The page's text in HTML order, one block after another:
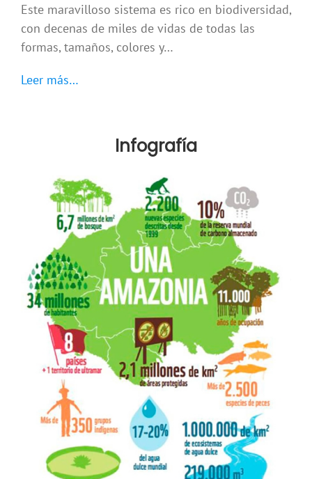
Este maravilloso sistema es rico en biodiversidad,
con decenas de miles de vidas de todas las
formas, tamaños, colores y…
Leer más…
Infografía